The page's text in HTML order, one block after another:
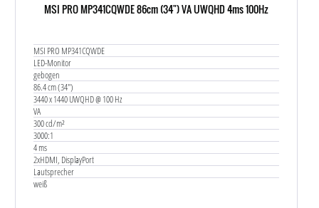
MSI PRO MP341CQWDE 86cm (34") VA UWQHD 4ms 100Hz
MSI PRO MP341CQWDE
LED-Monitor
gebogen
86.4 cm (34")
3440 x 1440 UWQHD @ 100 Hz
VA
300 cd/m²
3000:1
4 ms
2xHDMI, DisplayPort
Lautsprecher
weiß